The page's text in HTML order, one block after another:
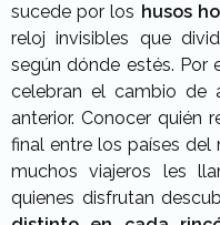
sucede por los husos
reloj invisibles que
según dónde estés. Por
celebran el cambio de
anterior. Conocer quién
final entre los países
muchos viajeros les
quienes disfrutan